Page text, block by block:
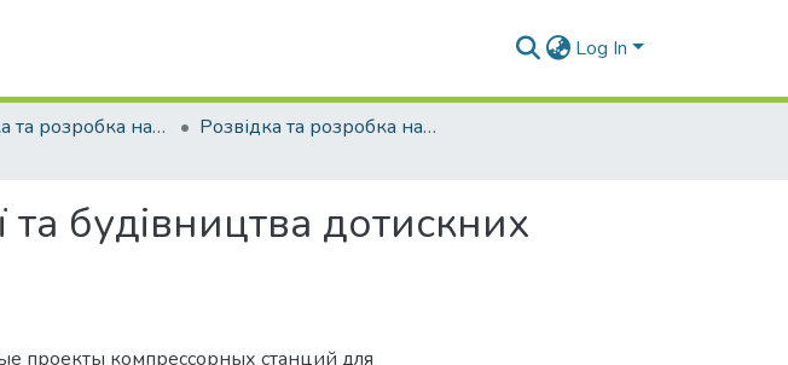
Log In
Розвідка та розробка нафтових і газових родовищ
Розвідка та розробка нафтових і газових родовищ - 2004 - №4
та будівництва дотискних
проекты компрессорных станций для